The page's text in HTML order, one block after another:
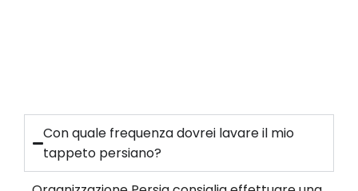
Con quale frequenza dovrei lavare il mio
tappeto persiano?